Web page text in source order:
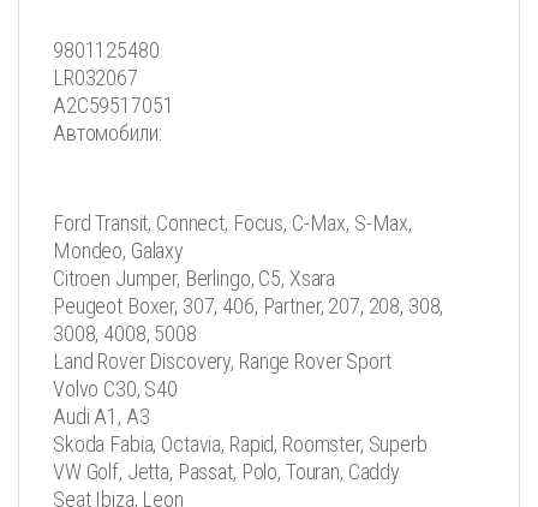
9801125480
LR032067
A2C59517051
Автомобили:
Ford Transit, Connect, Focus, C-Max, S-Max,
Mondeo, Galaxy
Citroen Jumper, Berlingo, С5, Xsara
Peugeot Boxer, 307, 406, Partner, 207, 208, 308,
3008, 4008, 5008
Land Rover Discovery, Range Rover Sport
Volvo C30, S40
Audi A1, A3
Skoda Fabia, Octavia, Rapid, Roomster, Superb
VW Golf, Jetta, Passat, Polo, Touran, Caddy
Seat Ibiza, Leon